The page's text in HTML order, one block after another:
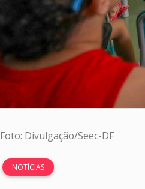
Foto: Divulgação/Seec-DF
NOTÍCIAS